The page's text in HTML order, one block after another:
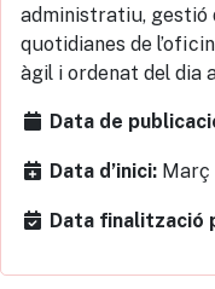
administratiu, gestió
quotidianes de
àgil i ordenat del dia
Data de
Data d’inici: Març
Data finalització